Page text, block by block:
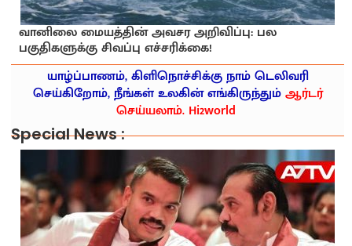
வானிலை மையத்தின் அவசர அறிவிப்பு: பல
பகுதிகளுக்கு சிவப்பு எச்சரிக்கை!
யாழ்ப்பாணம், கிளிநொச்சிக்கு நாம் டெலிவரி
செய்கிறோம், நீங்கள் உலகின் எங்கிருந்தும்ஆர்டர்
செய்யலாம். Hi2world
Special News :